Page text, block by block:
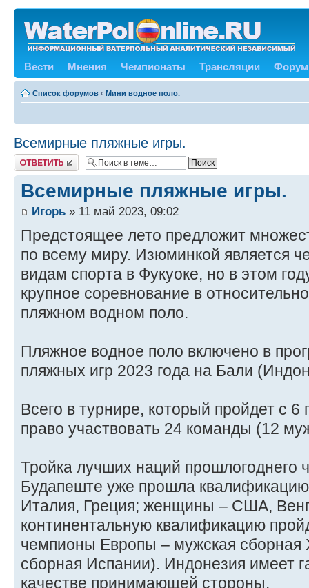
Вести Мнения Чемпионаты Трансляции Форум
Список форумов ‹ Мини водное поло.
Всемирные пляжные игры.
Ответить
Всемирные пляжные игры.
Игорь » 11 май 2023, 09:02
Предстоящее лето предложит
по всему миру. Изюминкой является
видам спорта в Фукуоке, но в этом
крупное соревнование в
пляжном водном поло.
Пляжное водное поло включено в
пляжных игр 2023 года на Бали
Всего в турнире, который пройдет с 6
право участвовать 24 команды (12
Тройка лучших наций прошлогоднего
Будапеште уже прошла
Италия, Греция; женщины – США,
континентальную квалификацию
чемпионы Европы – мужская сборная
сборная Испании). Индонезия имеет
качестве принимающей стороны.